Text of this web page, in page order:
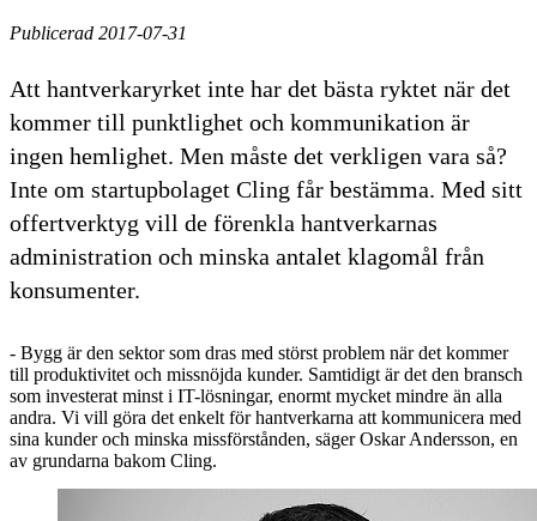
Publicerad 2017-07-31
Att hantverkaryrket inte har det bästa ryktet när det
kommer till punktlighet och kommunikation är
ingen hemlighet. Men måste det verkligen vara så?
Inte om startupbolaget Cling får bestämma. Med sitt
offertverktyg vill de förenkla hantverkarnas
administration och minska antalet klagomål från
konsumenter.
- Bygg är den sektor som dras med störst problem när det kommer
till produktivitet och missnöjda kunder. Samtidigt är det den bransch
som investerat minst i IT-lösningar, enormt mycket mindre än alla
andra. Vi vill göra det enkelt för hantverkarna att kommunicera med
sina kunder och minska missförstånden, säger Oskar Andersson, en
av grundarna bakom Cling.